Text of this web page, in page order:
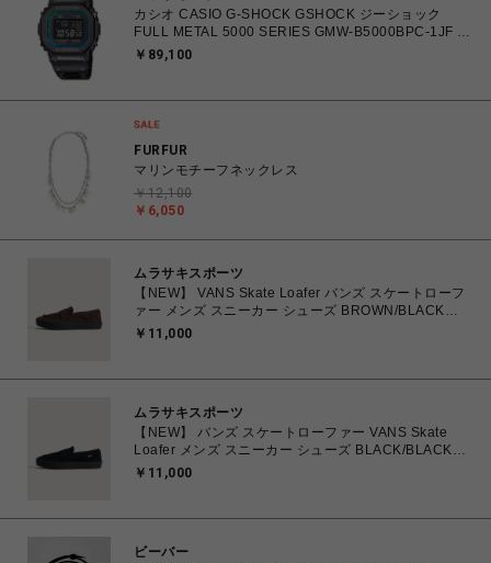
カシオ CASIO G-SHOCK GSHOCK ジーショック
FULL METAL 5000 SERIES GMW-B5000BPC-1JF 防
水 耐衝撃構造 タフソーラー（ソーラー充電） 電波時
く】
￥89,100
FURFUR
マリンモチーフネックレス
￥6,050
￥12,100
ムラサキスポーツ
【NEW】 VANS Skate Loafer バンズ スケートローフ
ァー メンズ スニーカー シューズ BROWN/BLACK
26.0cm～28.0cm VN000VA6Y49 0198266309224
￥11,000
ムラサキスポーツ
【NEW】 バンズ スケートローファー VANS Skate
Loafer メンズ スニーカー シューズ BLACK/BLACK
25.0cm～29.0cm VN000VA6BKA 0198266309118
￥11,000
ビーバー